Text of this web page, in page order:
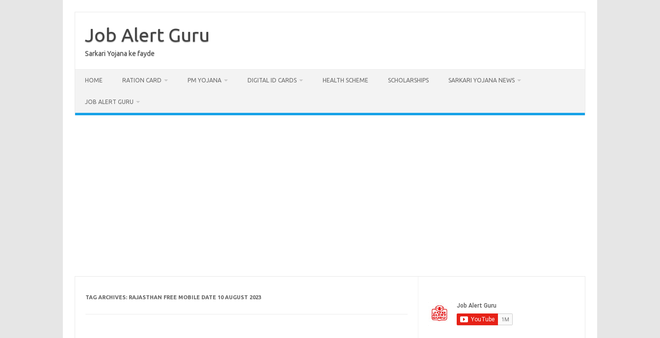
content
Job Alert Guru
Sarkari Yojana ke fayde
HOME RATION CARD PM YOJANA DIGITAL ID CARDS HEALTH SCHEME SCHOLARSHIPS SARKARI YOJANA NEWS
JOB ALERT GURU
TAG ARCHIVES: RAJASTHAN FREE MOBILE DATE 10 AUGUST 2023